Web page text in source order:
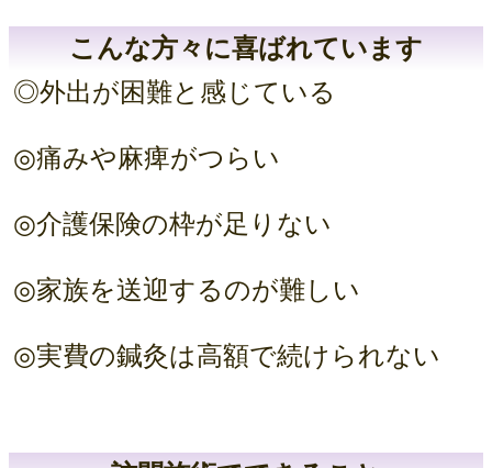
こんな方々に喜ばれています
◎外出が困難と感じている
◎痛みや麻痺がつらい
◎介護保険の枠が足りない
◎家族を送迎するのが難しい
◎実費の鍼灸は高額で続けられない